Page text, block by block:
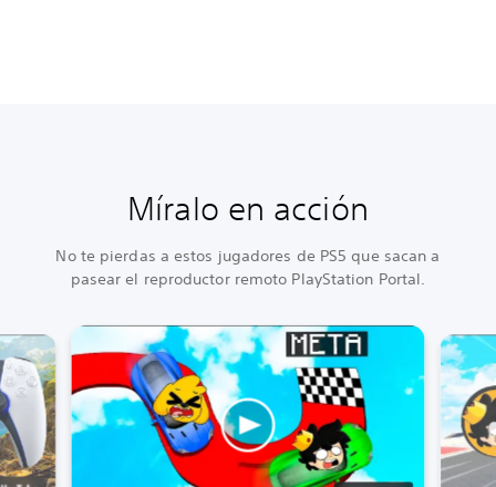
Míralo en acción
No te pierdas a estos jugadores de PS5 que sacan a
pasear el reproductor remoto PlayStation Portal.